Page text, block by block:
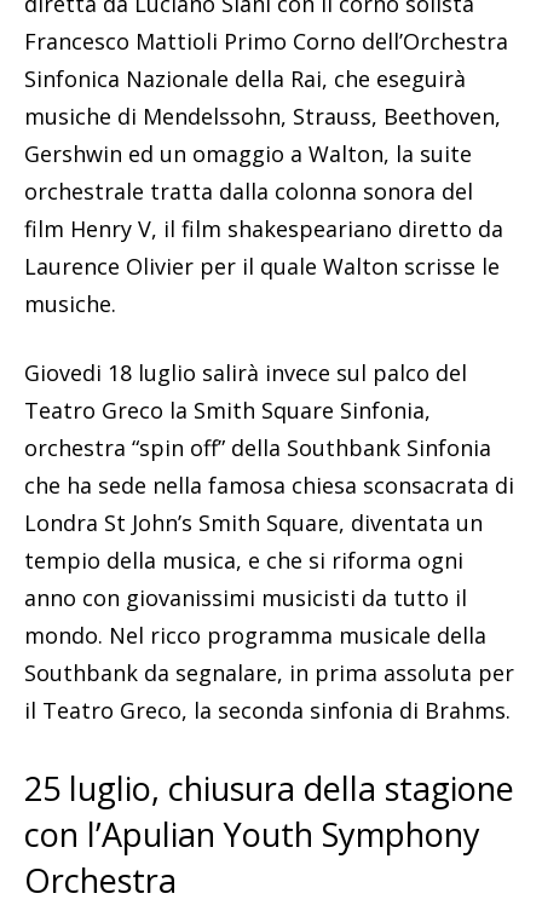
Francesco Mattioli Primo Corno dell’Orchestra
Sinfonica Nazionale della Rai, che eseguirà
musiche di Mendelssohn, Strauss, Beethoven,
Gershwin ed un omaggio a Walton, la suite
orchestrale tratta dalla colonna sonora del
film Henry V, il film shakespeariano diretto da
Laurence Olivier per il quale Walton scrisse le
musiche.
Giovedi 18 luglio salirà invece sul palco del
Teatro Greco la Smith Square Sinfonia,
orchestra “spin off” della Southbank Sinfonia
che ha sede nella famosa chiesa sconsacrata di
Londra St John’s Smith Square, diventata un
tempio della musica, e che si riforma ogni
anno con giovanissimi musicisti da tutto il
mondo. Nel ricco programma musicale della
Southbank da segnalare, in prima assoluta per
il Teatro Greco, la seconda sinfonia di Brahms.
25 luglio, chiusura della stagione
con l’Apulian Youth Symphony
Orchestra